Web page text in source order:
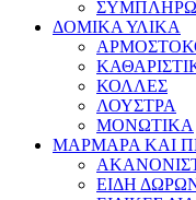
ΔΟΜΙΚΑ ΥΛΙΚΑ
ΚΟΛΛΕΣ
ΛΟΥΣΤΡΑ
ΜΟΝΩΤΙΚΑ
ΜΑΡΜΑΡΑ ΚΑΙ
ΕΙΔΗ